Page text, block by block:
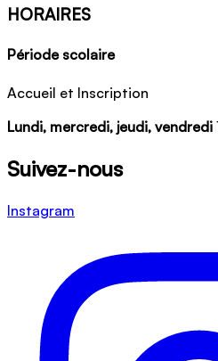
HORAIRES
Période scolaire
Accueil et Inscription
Lundi, mercredi, jeudi, vendredi
Suivez-nous
Instagram